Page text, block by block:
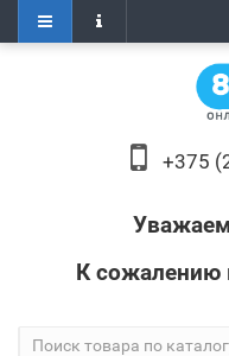
+375
К сожалению